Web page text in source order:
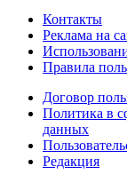
Контакты
Реклама на
Правила
Договор
Политика в
данных
Редакция